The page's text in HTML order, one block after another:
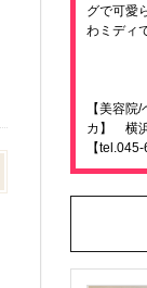
グで可愛
わミディ
【美容
カ】 横
【